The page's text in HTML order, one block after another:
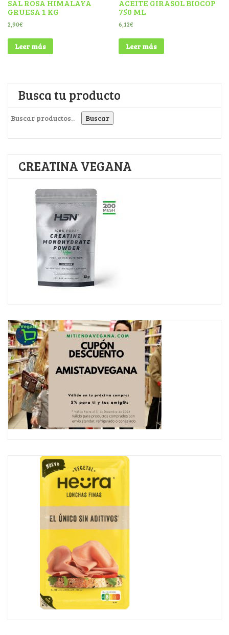
SAL ROSA HIMALAYA
GRUESA 1 KG
2,90€
Leer más
ACEITE GIRASOL BIOCOP
750 ML
6,12€
Leer más
Busca tu producto
Buscar
CREATINA VEGANA